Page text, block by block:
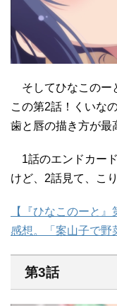
そしてひなこのー
この第2話！くいな
歯と唇の描き方が
1話のエンドカー
けど、2話見て、こ
【『ひなこのーと
感想。「案山子で野
第3話